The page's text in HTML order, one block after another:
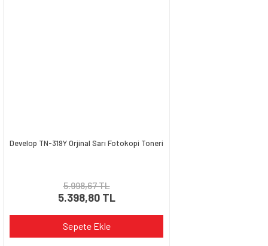
Develop TN-319Y Orjinal Sarı Fotokopi Toneri
5.998,67 TL
5.398,80 TL
Sepete Ekle